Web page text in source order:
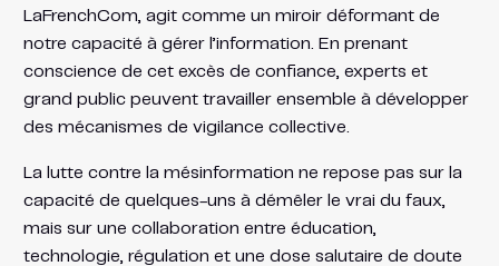
LaFrenchCom, agit comme un miroir déformant de
notre capacité à gérer l’information. En prenant
conscience de cet excès de confiance, experts et
grand public peuvent travailler ensemble à développer
des mécanismes de vigilance collective.
La lutte contre la mésinformation ne repose pas sur la
capacité de quelques-uns à démêler le vrai du faux,
mais sur une collaboration entre éducation,
technologie, régulation et une dose salutaire de doute